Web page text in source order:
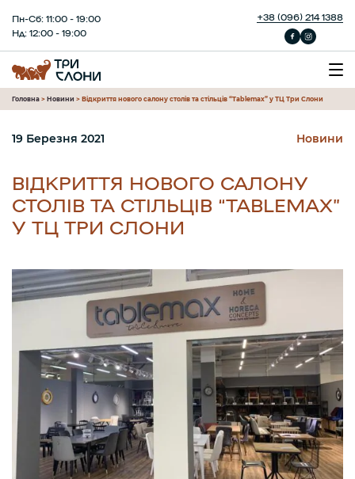
Пн-Сб: 11:00 - 19:00
Нд: 12:00 - 19:00
+38 (096) 214 1388
Головна > Новини > Відкриття нового салону столів та стільців “Tablemax” у ТЦ Три Слони
ВІДКРИТТЯ НОВОГО САЛОНУ
СТОЛІВ ТА СТІЛЬЦІВ “TABLEMAX”
У ТЦ ТРИ СЛОНИ
19 Березня 2021 Новини